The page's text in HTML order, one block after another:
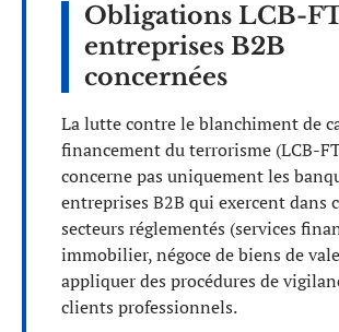
Obligations LCB-
entreprises B2B
concernées
La lutte contre le blanchiment de
financement du terrorisme (LCB-
concerne pas uniquement les
entreprises B2B qui exercent dans
secteurs réglementés (services
immobilier, négoce de biens de
appliquer des procédures de
clients professionnels.